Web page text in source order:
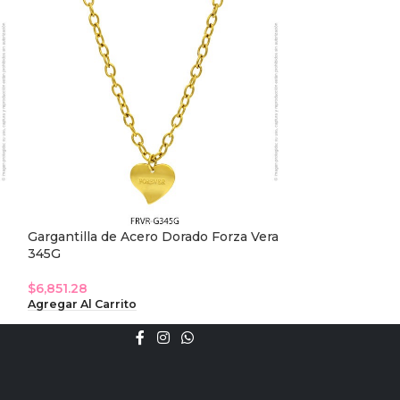
Gargantilla de Acero Dorado Forza Vera
345G
$6,851.28
Agregar Al Carrito